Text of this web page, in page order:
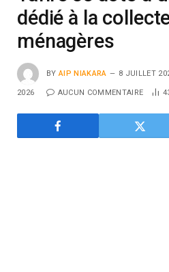
dédié à la
ménagères
BY AIP NIAKARA 8 JUILLET
2026 AUCUN COMMENTAIRE